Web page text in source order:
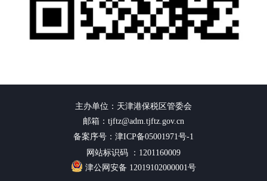
主办单位：天津港保税区管委会
邮箱：tjftz@adm.tjftz.gov.cn
备案序号：津ICP备05001971号-1
网站标识码 ：1201160009
津公网安备 12019102000001号